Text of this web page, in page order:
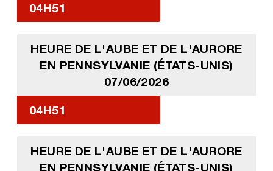
04H51
HEURE DE L'AUBE ET DE L'AURORE
EN PENNSYLVANIE (ÉTATS-UNIS)
07/06/2026
04H51
HEURE DE L'AUBE ET DE L'AURORE
EN PENNSYLVANIE (ÉTATS-UNIS)